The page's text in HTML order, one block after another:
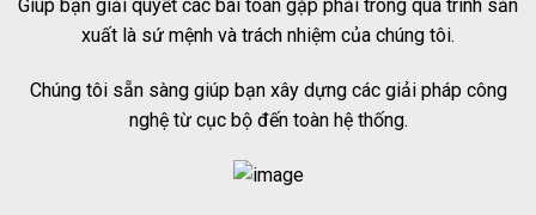
Giúp bạn giải quyết các bài toán gặp phải trong quá trình sản
xuất là sứ mệnh và trách nhiệm của chúng tôi.
Chúng tôi sẵn sàng giúp bạn xây dựng các giải pháp công
nghệ từ cục bộ đến toàn hệ thống.